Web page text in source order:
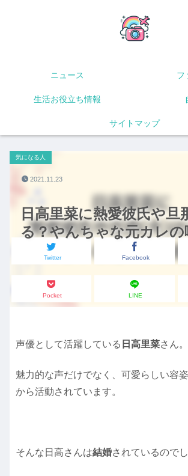
ニュース フ
生活お役立ち情報
サイトマップ
日高里菜に熱愛彼氏や旦
る？やんちゃな元カレの
気になる人
Twitter Facebook
Pocket LINE
2021.11.23
声優として活躍している 日高里菜さん。
魅力的な声だけでなく、可愛らしい容姿
から活動されています。
そんな日高さんは結婚されているのでし